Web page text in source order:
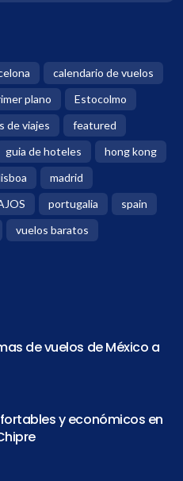
calendario de vuelos
plano
Estocolmo
de viajes
featured
guia de hoteles
hong kong
madrid
portugalia
spain
vuelos baratos
de vuelos de México a
y económicos en